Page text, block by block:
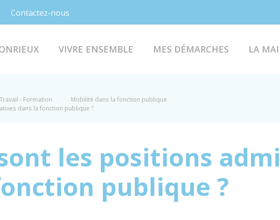
Contactez-nous
VIVRE ENSEMBLE MES DÉMARCHES LA
Travail - Formation
Mobilité dans la fonction publique
dans la fonction publique ?
les positions
publique ?